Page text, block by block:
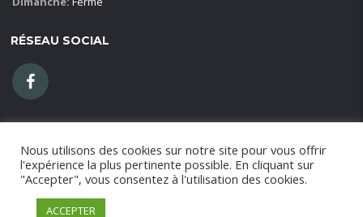
RÉSEAU SOCIAL
© 2021X-Go!
Blajer location SAS - RCS 824155485 CAYENNE -
Capital social 1000 € - Copyright 2016
Nous utilisons des cookies sur notre site pour vous offrir
l'expérience la plus pertinente possible. En cliquant sur
"Accepter", vous consentez à l'utilisation des cookies.
ACCEPTER